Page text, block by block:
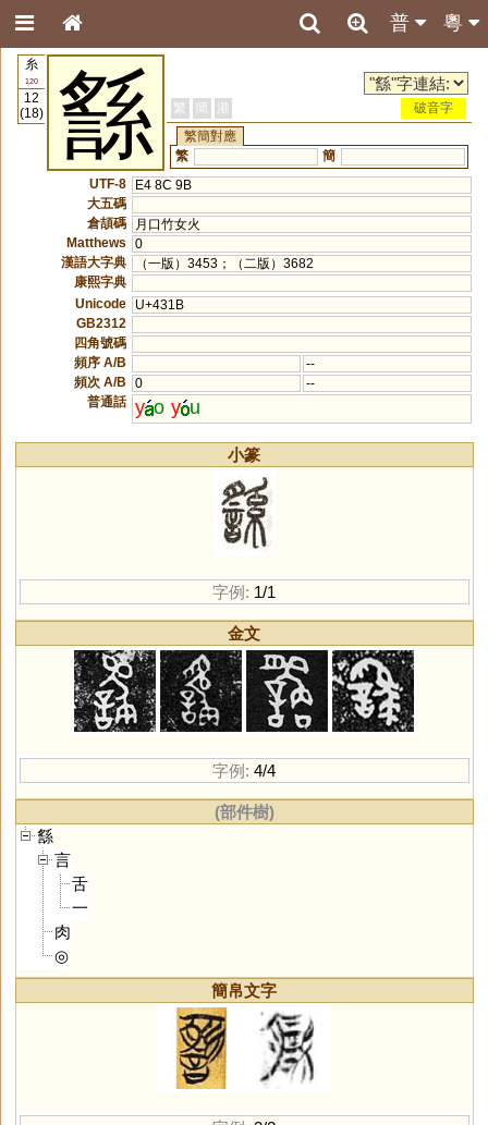
粵
普
糸
120
12
(18)
䌛 繁 簡 港
破音字
繁簡對應
繁
簡
UTF-8
E4 8C 9B
大五碼
倉頡碼
月口竹女火
Matthews
0
漢語大字典
（一版）3453；（二版）3682
康熙字典
Unicode
U+431B
GB2312
四角號碼
頻序 A/B
--
頻次 A/B
0
--
普通話 y o y u
小篆
字例: 1/1
金文
字例: 4/4
(部件樹)
䌛
言
舌
一
肉
◎
簡帛文字